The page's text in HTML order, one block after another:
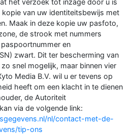
kopie van uw identiteitsbewijs met
Maak in deze kopie uw pasfoto,
de strook met nummers
en
zwart. Dit ter bescherming van
snel mogelijk, maar binnen vier
Media B.V. wil u er tevens op
heeft om een klacht in te dienen
de Autoriteit
via de volgende link:
nl/contact-met-de-
tip-ons